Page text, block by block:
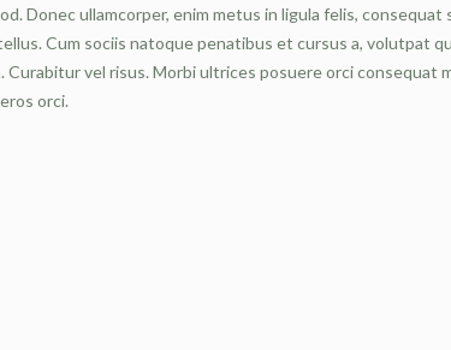
Donec ullamcorper, enim metus in ligula felis,
Cum sociis natoque penatibus et cursus a, volutpat
vel risus. Morbi ultrices posuere orci consequat
orci.